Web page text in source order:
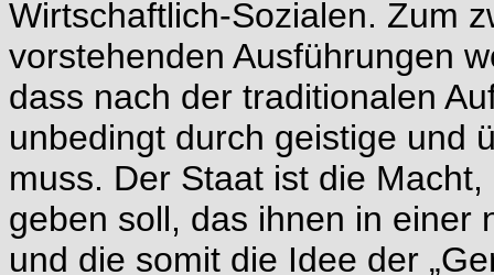
Wirtschaftlich-Sozialen. Zum
vorstehenden Ausführungen
dass nach der traditionalen
unbedingt durch geistige und
muss. Der Staat ist die
geben soll, das ihnen in einer
und die somit die Idee der